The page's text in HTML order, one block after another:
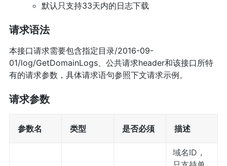
默认只支持33天内的日志下载
请求语法
本接口请求需要包含指定目录/2016-09-
01/log/GetDomainLogs、公共请求header和该接口所特
有的请求参数，具体请求语句参照下文请求示例。
请求参数
参数名 类型 是否必须 描述
域名ID，